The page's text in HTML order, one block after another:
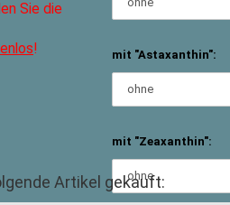
mit "Astaxanthin":
mit "Zeaxanthin":
Sie die
!
Artikel gekauft: